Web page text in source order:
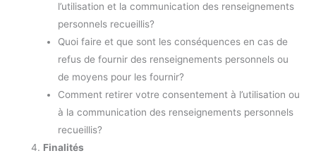
l’utilisation et la communication des renseignements
personnels recueillis?
Quoi faire et que sont les conséquences en cas de
refus de fournir des renseignements personnels ou
de moyens pour les fournir?
Comment retirer votre consentement à l’utilisation ou
à la communication des renseignements personnels
recueillis?
Finalités